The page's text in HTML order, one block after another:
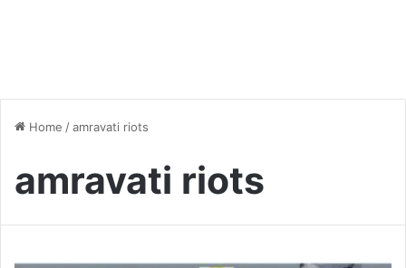
Home /amravati riots
amravati riots